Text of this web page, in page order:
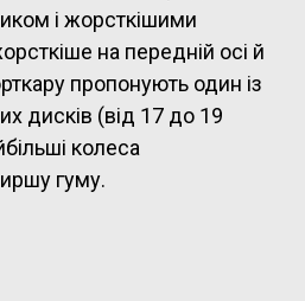
і жорсткішими
на передній осі й
пропонують один із
дисків (від 17 до 19
колеса
гуму.